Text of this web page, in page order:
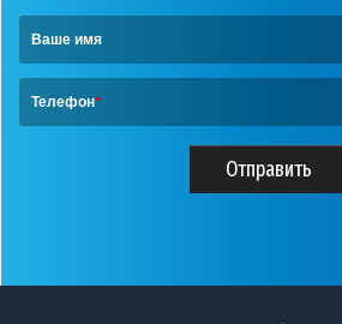
Ваше имя
Телефон*
Отправить